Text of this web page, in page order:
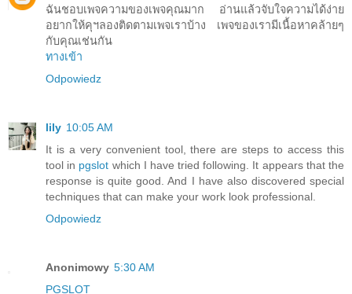
ฉันชอบเพจความของเพจคุณมาก อ่านแล้วจับใจความได้ง่าย
อยากให้คุฯลองติดตามเพจเราบ้าง เพจของเรามีเนื้อหาคล้ายๆ
กับคุณเช่นกัน
ทางเข้า
Odpowiedz
lily 10:05 AM
It is a very convenient tool, there are steps to access this
tool in pgslot which I have tried following. It appears that the
response is quite good. And I have also discovered special
techniques that can make your work look professional.
Odpowiedz
Anonimowy 5:30 AM
PGSLOT